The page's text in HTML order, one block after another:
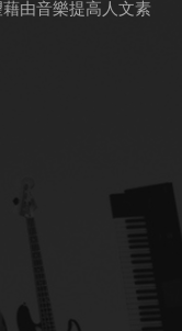
由音樂提高人文素